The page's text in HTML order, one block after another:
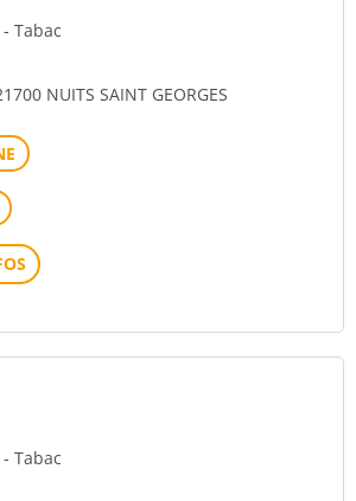
Tabac
NUITS SAINT GEORGES
Tabac